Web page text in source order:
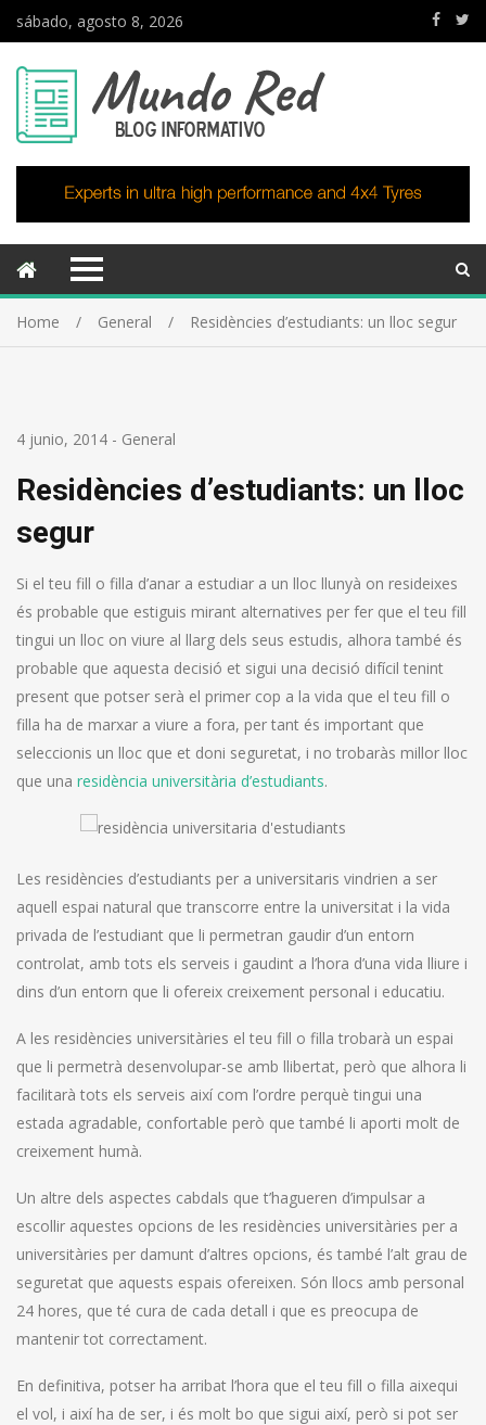
sábado, agosto 8, 2026
Home General Residències d’estudiants: un lloc segur
4 junio, 2014 - General
Residències d’estudiants: un lloc
segur
Si el teu fill o filla d’anar a estudiar a un lloc llunyà on resideixes
és probable que estiguis mirant alternatives per fer que el teu fill
tingui un lloc on viure al llarg dels seus estudis, alhora també és
probable que aquesta decisió et sigui una decisió difícil tenint
present que potser serà el primer cop a la vida que el teu fill o
filla ha de marxar a viure a fora, per tant és important que
seleccionis un lloc que et doni seguretat, i no trobaràs millor lloc
que una residència universitària d’estudiants.
Les residències d’estudiants per a universitaris vindrien a ser
aquell espai natural que transcorre entre la universitat i la vida
privada de l’estudiant que li permetran gaudir d’un entorn
controlat, amb tots els serveis i gaudint a l’hora d’una vida lliure i
dins d’un entorn que li ofereix creixement personal i educatiu.
A les residències universitàries el teu fill o filla trobarà un espai
que li permetrà desenvolupar-se amb llibertat, però que alhora li
facilitarà tots els serveis així com l’ordre perquè tingui una
estada agradable, confortable però que també li aporti molt de
creixement humà.
Un altre dels aspectes cabdals que t’hagueren d’impulsar a
escollir aquestes opcions de les residències universitàries per a
universitàries per damunt d’altres opcions, és també l’alt grau de
seguretat que aquests espais ofereixen. Són llocs amb personal
24 hores, que té cura de cada detall i que es preocupa de
mantenir tot correctament.
En definitiva, potser ha arribat l’hora que el teu fill o filla aixequi
el vol, i així ha de ser, i és molt bo que sigui així, però si pot ser